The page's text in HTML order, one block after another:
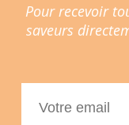
Pour recevoir
saveurs